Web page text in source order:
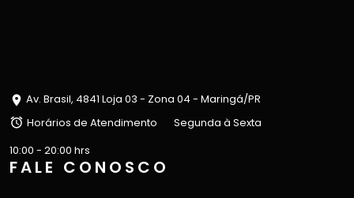
Av. Brasil, 4841 Loja 03 - Zona 04 - Maringá/PR
Horários de Atendimento
Segunda à Sexta
10:00 - 20:00 hrs
FALE CONOSCO